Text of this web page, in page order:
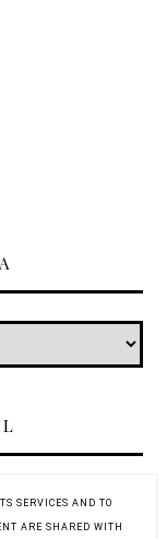
SERVICES AND TO
ARE SHARED WITH